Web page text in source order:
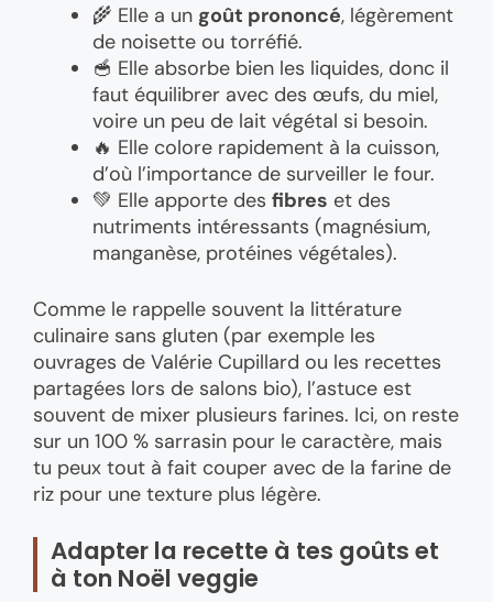
🌾 Elle a un goût prononcé, légèrement
de noisette ou torréfié.
🥣 Elle absorbe bien les liquides, donc il
faut équilibrer avec des œufs, du miel,
voire un peu de lait végétal si besoin.
🔥 Elle colore rapidement à la cuisson,
d’où l’importance de surveiller le four.
💚 Elle apporte des fibres et des
nutriments intéressants (magnésium,
manganèse, protéines végétales).
Comme le rappelle souvent la littérature
culinaire sans gluten (par exemple les
ouvrages de Valérie Cupillard ou les recettes
partagées lors de salons bio), l’astuce est
souvent de mixer plusieurs farines. Ici, on reste
sur un 100 % sarrasin pour le caractère, mais
tu peux tout à fait couper avec de la farine de
riz pour une texture plus légère.
Adapter la recette à tes goûts et
à ton Noël veggie